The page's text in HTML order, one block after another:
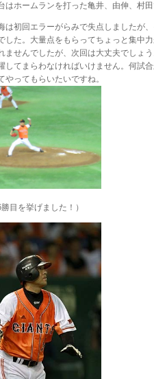
はホームランを打った亀井、由伸、村田
は初回エラーがらみで失点しましたが
した。大量点をもらってちょっと集中
ませんでしたが、次回は大丈夫でしょ
してまらわなければいけません。何試
やってもらいたいですね。
勝目を挙げました！）